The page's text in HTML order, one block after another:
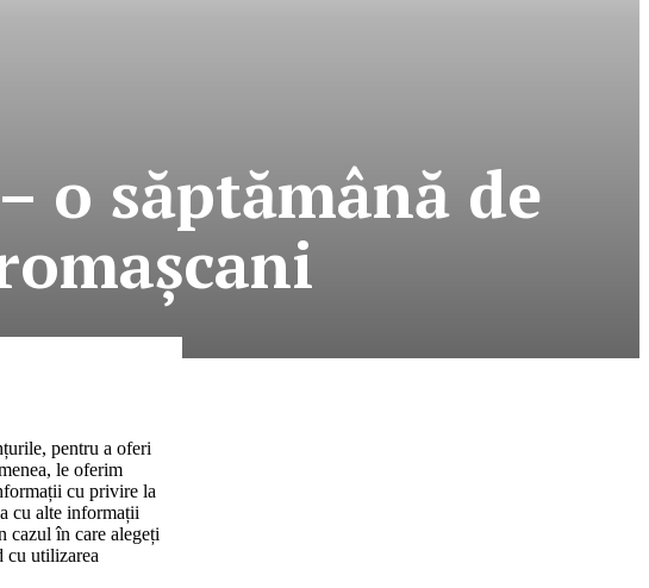
o săptămână de
2026
pentru a oferi
le oferim
cu privire la
cu alte informații
cazul în care alegeți
cu utilizarea